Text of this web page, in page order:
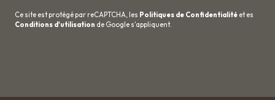
Ce site est protégé par reCAPTCHA, les Politiques de Confidentialité et es
Conditions d'utilisation de Google s'appliquent.